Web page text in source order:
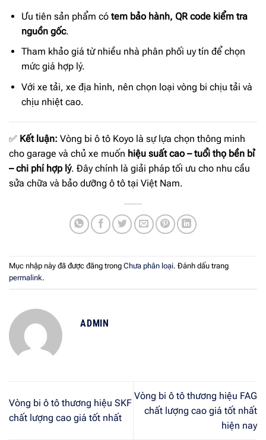
Ưu tiên sản phẩm có tem bảo hành, QR code kiểm tra
nguồn gốc.
Tham khảo giá từ nhiều nhà phân phối uy tín để chọn
mức giá hợp lý.
Với xe tải, xe địa hình, nên chọn loại vòng bi chịu tải và
chịu nhiệt cao.
✅ Kết luận: Vòng bi ô tô Koyo là sự lựa chọn thông minh
cho garage và chủ xe muốn hiệu suất cao – tuổi thọ bền bỉ
– chi phí hợp lý. Đây chính là giải pháp tối ưu cho nhu cầu
sửa chữa và bảo dưỡng ô tô tại Việt Nam.
Mục nhập này đã được đăng trong Chưa phân loại. Đánh dấu trang
permalink.
ADMIN
Vòng bi ô tô thương hiệu SKF
chất lượng cao giá tốt nhất
Vòng bi ô tô thương hiệu FAG
chất lượng cao giá tốt nhất
hiện nay